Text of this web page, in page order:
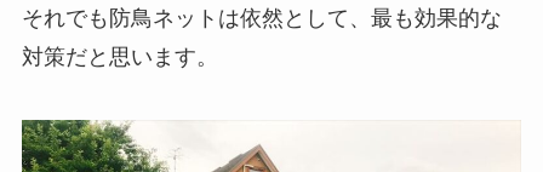
それでも防鳥ネットは依然として、最も効果的な
対策だと思います。